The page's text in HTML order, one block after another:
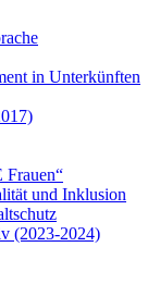
in Unterkünften
und Inklusion
(2023-2024)